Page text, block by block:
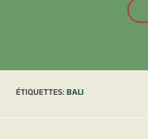
ÉTIQUETTES:BALI